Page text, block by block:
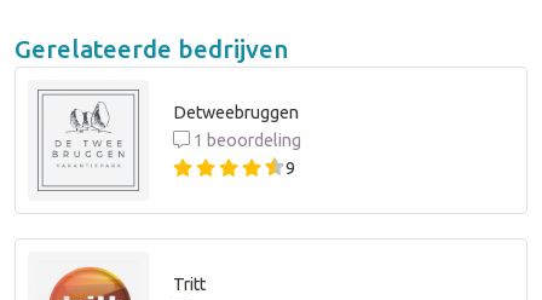
Gerelateerde bedrijven
Detweebruggen
1 beoordeling
9
Tritt